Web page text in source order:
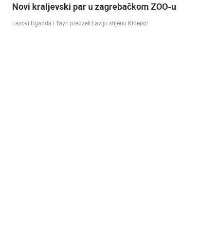
Doček Vatrenih u Zagrebu nakon osvojenog
srebra [ ZADAR - SPLIT 17.07 ]